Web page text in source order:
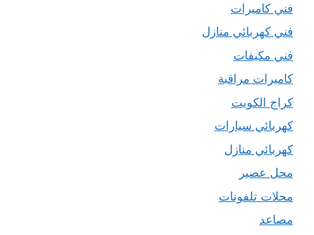
فني كاميرات
فني كهربائي منازل
فني مكيفات
كاميرات مراقبة
كراج الكويت
كهربائي سيارات
كهربائي منازل
محل عصير
محلات تلفونات
مصاعد